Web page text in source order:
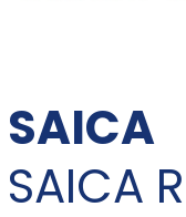
SAICA
SAICA